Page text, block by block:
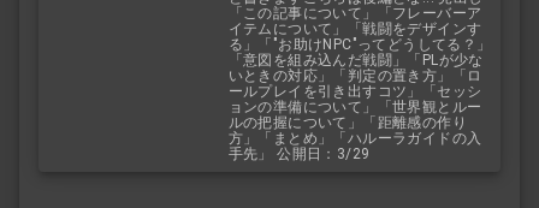
「この記事について」「フレーバーア
イテムについて」「戦闘をデザインす
る」「"お助けNPC"ってどうしてる？」
「意図を組み込んだ戦闘」「PLが少な
いときの対応」「判定の置き方」「ロ
ールプレイを引き出すコツ」「セッシ
ョンの準備について」「世界観とルー
ルの把握について」「距離感の作り
方」「まとめ」「ハルーラガイドの入
手先」 公開日：3/29